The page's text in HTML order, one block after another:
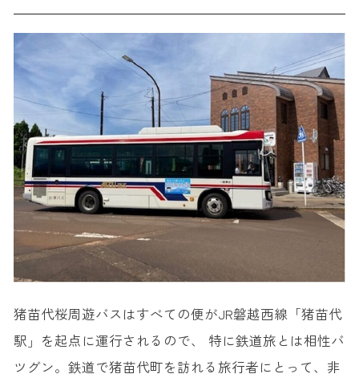
猪苗代桜周遊バスはすべての便がJR磐越西線「猪苗代
駅」を起点に運行されるので、 特に鉄道旅とは相性バ
ツグン。鉄道で猪苗代町を訪れる旅行者にとって、非